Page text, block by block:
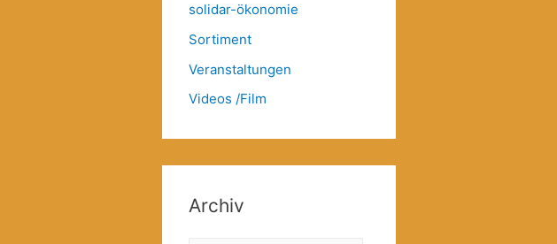
solidar-ökonomie
Sortiment
Veranstaltungen
Videos /Film
Archiv